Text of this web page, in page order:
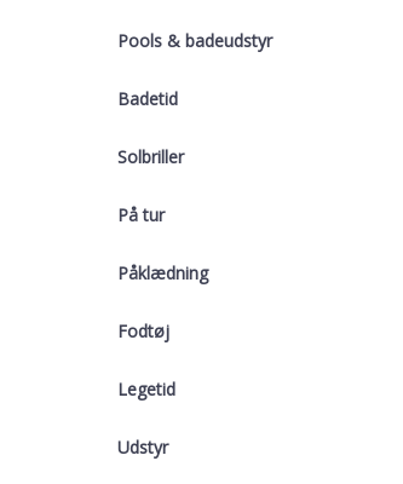
Pools & badeudstyr
Badetid
Solbriller
På tur
Påklædning
Fodtøj
Legetid
Udstyr